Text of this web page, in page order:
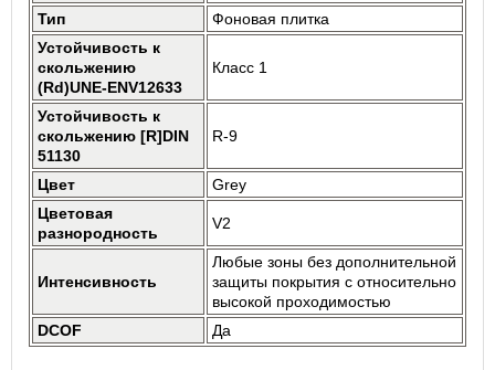
Тип
Фоновая плитка
Устойчивость к
скольжению
(Rd)UNE-ENV12633
Класс 1
Устойчивость к
скольжению [R]DIN
51130
R-9
Цвет
Grey
Цветовая
разнородность
V2
Интенсивность
Любые зоны без дополнительной
защиты покрытия с относительно
высокой проходимостью
DCOF
Да